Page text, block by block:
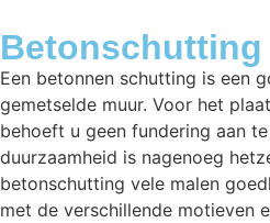
Betonschutting
Een betonnen schutting is een
gemetselde muur. Voor het
behoeft u geen fundering aan
duurzaamheid is nagenoeg
betonschutting vele malen
met de verschillende motieven